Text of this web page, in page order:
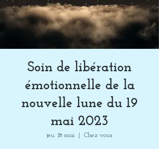
Soin de libération
émotionnelle de la
nouvelle lune du 19
mai 2023
jeu. 18 mai Chez vous